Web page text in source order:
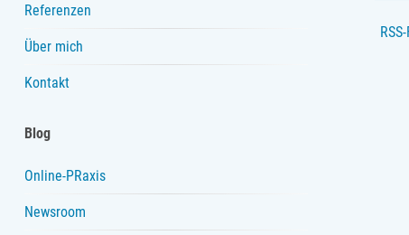
Referenzen
Über mich
Kontakt
Blog
Online-PRaxis
Newsroom